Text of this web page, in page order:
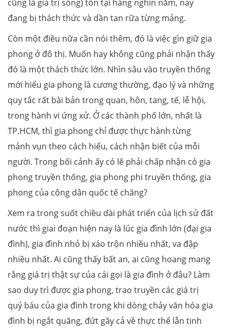
cũng là giá trị sống) tồn tại hàng nghìn năm, nay
đang bị thách thức và dần tan rữa từng mảng.
Còn một điều nữa cần nói thêm, đó là việc gìn giữ gia
phong ở đô thị. Muốn hay không cũng phải nhận thấy
đó là một thách thức lớn. Nhìn sâu vào truyền thống
mới hiểu gia phong là cương thường, đạo lý và những
quy tắc rất bài bản trong quan, hôn, tang, tế, lễ hội,
trong hành vi ứng xử. Ở các thành phố lớn, nhất là
TP.HCM, thì gia phong chỉ được thực hành từng
mảnh vụn theo cách hiểu, cách nhận biết của mỗi
người. Trong bối cảnh ấy có lẽ phải chấp nhận có gia
phong truyền thống, gia phong phi truyền thống, gia
phong của công dân quốc tế chăng?
Xem ra trong suốt chiều dài phát triển của lịch sử đất
nước thì giai đoạn hiện nay là lúc gia đình lớn (đại gia
đình), gia đình nhỏ bị xáo trộn nhiều nhất, va đập
nhiều nhất. Ai cũng thấy bất an, ai cũng hoang mang
rằng giá trị thật sự của cái gọi là gia đình ở đâu? Làm
sao duy trì được gia phong, trao truyền các giá trị
quý báu của gia đình trong khi dòng chảy văn hóa gia
đình bị ngắt quãng, đứt gãy cả về thực thể lẫn tinh